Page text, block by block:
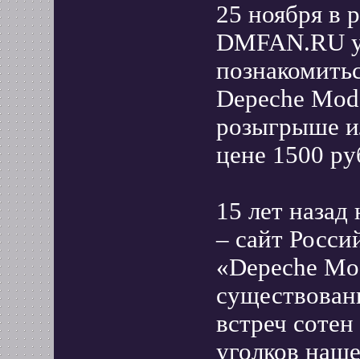
25 ноября в
DMFAN.RU
Depeche
розыгрыше
цене 1500
15 лет
– сайт
«Depeche
встреч
уголков